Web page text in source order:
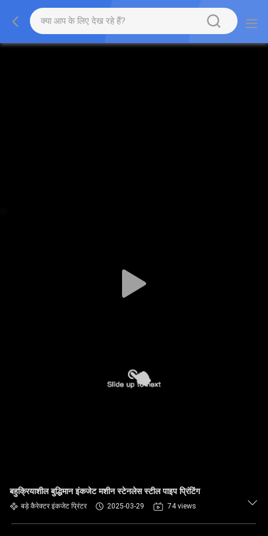
बहुक्रियाशील बुद्धिमान इंकजेट मशीन स्टेनलेस स्टील पाइप प्रिंटिंग
बड़े कैरेक्टर इंकजेट प्रिंटर 2025-03-29 74 views